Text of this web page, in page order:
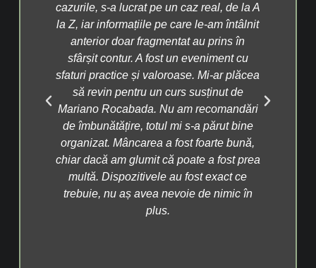
caz real, de la A
le-am întâlnit
eveniment cu
Mi-ar plăcea
recomandări
s-a părut bine
foarte bună,
a fost prea
fost exact ce
de nimic în
pacienților mei cum va arăta zâmbetul
în viitor, cred că va fi de mare ajutor.
Dispozitivele utilizate mi s-au părut
faine, e clar că acesta este viitorul.
să le integrez în clinica noastră și să
arăt pacienților. Tehnologia deja
medicina, iar evoluția în acest sens va
una frumoasă. Organizarea a fost
locația mi-a plăcut. Iar mâncarea,
excelentă, mai ales pentru că îmi
rața. Aș reveni pentru un curs susținut
doctor Duval.